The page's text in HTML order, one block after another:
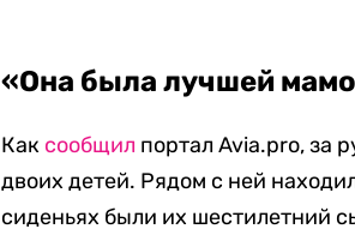
«Она была лучшей
Как сообщил портал Avia.pro, за
двоих детей. Рядом с ней
сиденьях были их шестилетний